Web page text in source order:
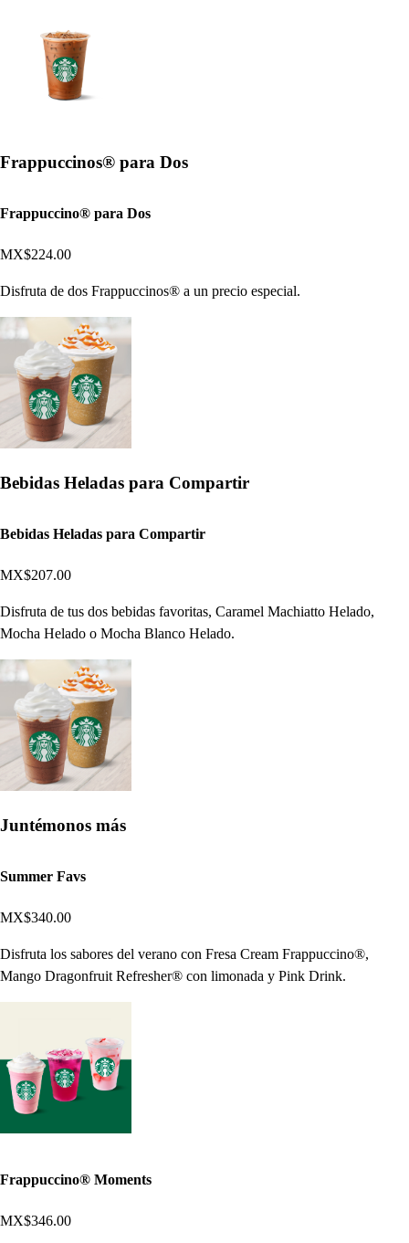
Frappuccinos® para Dos
Frappuccino® para Dos
MX$224.00
Disfruta de dos Frappuccinos® a un precio especial.
Bebidas Heladas para Compartir
Bebidas Heladas para Compartir
MX$207.00
Disfruta de tus dos bebidas favoritas, Caramel Machiatto Helado,
Mocha Helado o Mocha Blanco Helado.
Juntémonos más
Summer Favs
MX$340.00
Disfruta los sabores del verano con Fresa Cream Frappuccino®,
Mango Dragonfruit Refresher® con limonada y Pink Drink.
Frappuccino® Moments
MX$346.00